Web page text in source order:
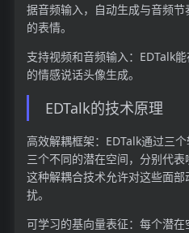
据音频输入，自动生成与音频
的表情。
支持视频和音频输入：EDTalk
的情感说话头像生成。
EDTalk的技术原理
高效解耦框架：EDTalk通过三
三个不同的潜在空间，分别代表
这种解耦合技术允许对这些面
扰。
可学习的基向量表征：每个潜